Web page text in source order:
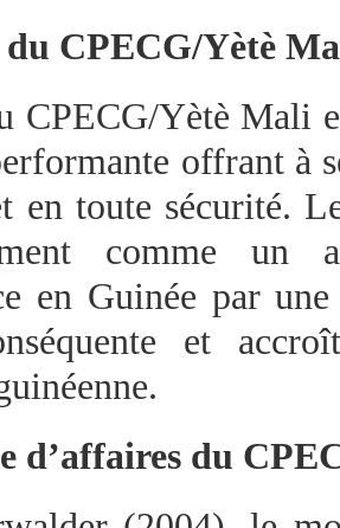
CPECG/Yètè
CPECG/Yètè Mali
offrant à
en toute sécurité.
comme un
en Guinée par
et
d’affaires du